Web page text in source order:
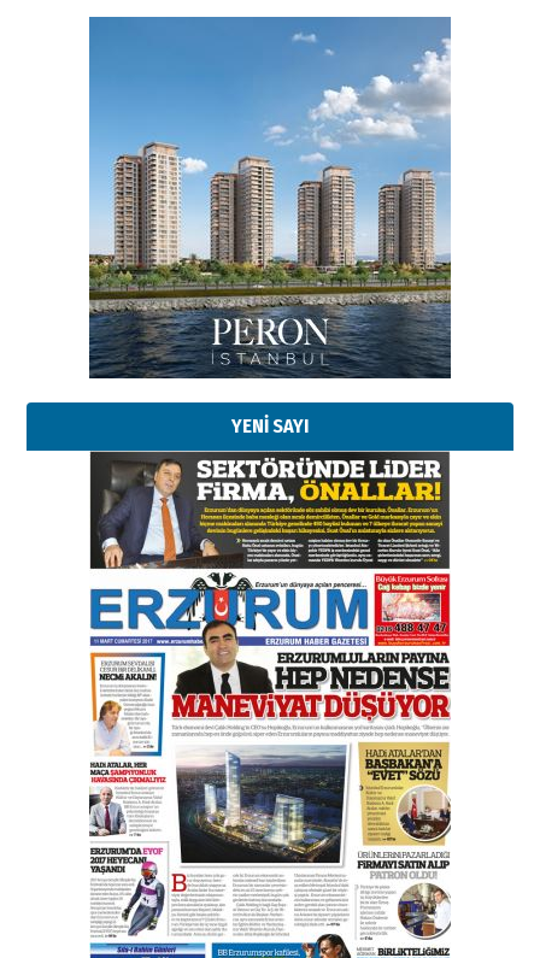
YENİ SAYI
Esat BİNDESEN
Başkan Sekmen’den Erzurum’a
bir vizyon proje daha!
02 Ağustos 2026 Pazar
Kadir SABUNCUOĞLU
Erzurumspor’un köşe taşları
29 Haziran 2026 Pazartesi
Kenan GÜLERCİ
Murat Şahsuvaroğlu ERKON’da
çıtayı yukarı taşırken,
yönetimdekiler aşağı
çekmemeli!
17 Şubat 2026 SalıOrhan BOZKURT
Bir fotoğraf, bir şehir, bir
gazeteci… Dizginler kimin
elinde?
31 Mart 2026 Salı
A. Berhan Yılmaz
BİR BÖLÜM DEĞİL, BİR ÖMÜR
SEÇİYORSUNUZ… “NEDEN
ATATÜRK ÜNİVERSİTESİ?”
28 Temmuz 2026 Salı
Ahmet Gökhan YAZICI
Ahmed Yesevi’den bir Alperen…
”Reisimiz” idi… Hakka yürüdü.!
26 Mart 2026 Perşembe
Cem Bakırcı
Ardında bıraktığı hatıralarıyla
gönül adamı Faruk Terzioğlu!